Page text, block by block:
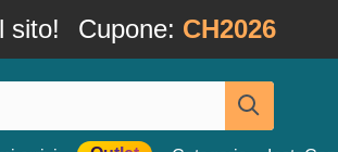
sito! Cupone: CH2026